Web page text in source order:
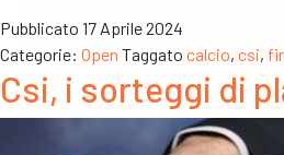
Pubblicato 17 Aprile 2024
Categorie: Open Taggato calcio, csi,
Csi, i sorteggi di